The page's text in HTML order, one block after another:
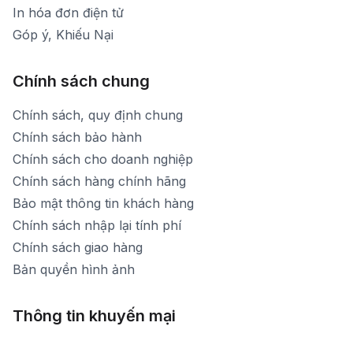
In hóa đơn điện tử
Góp ý, Khiếu Nại
Chính sách chung
Chính sách, quy định chung
Chính sách bảo hành
Chính sách cho doanh nghiệp
Chính sách hàng chính hãng
Bảo mật thông tin khách hàng
Chính sách nhập lại tính phí
Chính sách giao hàng
Bản quyền hình ảnh
Thông tin khuyến mại